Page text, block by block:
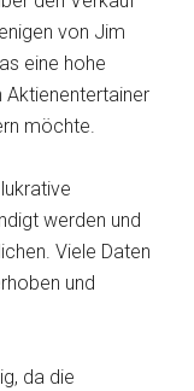
von Jim
eine hohe
Aktienentertainer
möchte.
werden und
Viele Daten
und
da die